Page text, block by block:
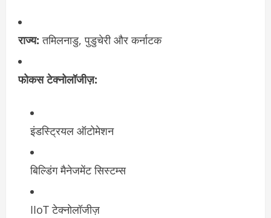
राज्य: तमिलनाडु, पुडुचेरी और कर्नाटक
फोकस टेक्नोलॉजीज़:
इंडस्ट्रियल ऑटोमेशन
बिल्डिंग मैनेजमेंट सिस्टम्स
IIoT टेक्नोलॉजीज़